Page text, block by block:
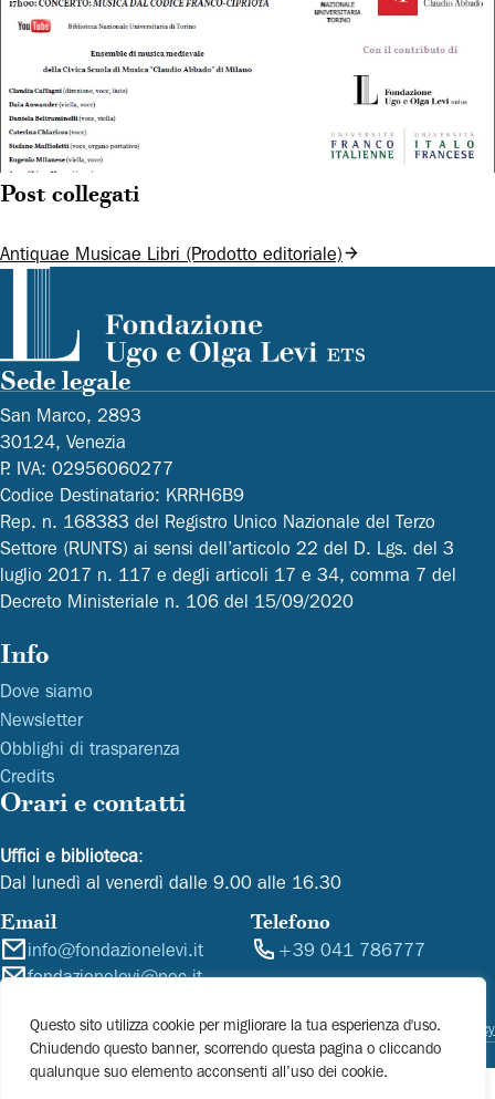
Questo sito utilizza cookie per migliorare la tua esperienza d'uso.
Chiudendo questo banner, scorrendo questa pagina o cliccando
qualunque suo elemento acconsenti all’uso dei cookie.
Post collegati
Antiquae Musicae Libri (Prodotto editoriale)
Sede legale
San Marco, 2893
30124, Venezia
P. IVA: 02956060277
Codice Destinatario: KRRH6B9
Rep. n. 168383 del Registro Unico Nazionale del Terzo
Settore (RUNTS) ai sensi dell’articolo 22 del D. Lgs. del 3
luglio 2017 n. 117 e degli articoli 17 e 34, comma 7 del
Decreto Ministeriale n. 106 del 15/09/2020
Info
Dove siamo
Newsletter
Obblighi di trasparenza
Credits
Orari e contatti
Uffici e biblioteca:
Dal lunedì al venerdì dalle 9.00 alle 16.30
Email
info@fondazionelevi.it
fondazionelevi@pec.it
Telefono
+39 041 786777
Copyright 2026 © Fondazione Ugo e Olga Levi
Privacy PolicyCookie policy